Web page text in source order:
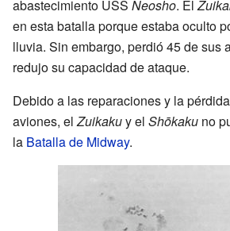
abastecimiento USS Neosho. El
en esta batalla porque estaba oculto
lluvia. Sin embargo, perdió 45 de sus
redujo su capacidad de ataque.
Debido a las reparaciones y la
aviones, elZuikakuy el Shōkaku no
la Batalla de Midway.